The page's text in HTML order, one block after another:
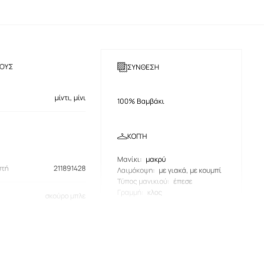
μίντι, μίνι
211891428
σκούρο μπλε
ΣΥΝΘΕΣΗ
100% Βαμβάκι
ΚΟΠΉ
Μανίκι: μακρύ
Λαιμόκοψη: με γιακά, με κουμπί
Τύπος μανικιού: έπεσε
Γραμμή
κλος